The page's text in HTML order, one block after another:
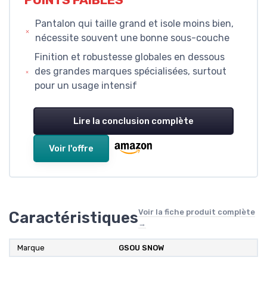
Pantalon qui taille grand et isole moins bien,
nécessite souvent une bonne sous-couche
Finition et robustesse globales en dessous
des grandes marques spécialisées, surtout
pour un usage intensif
Lire la conclusion complète
Voir l'offre
CaractéristiquesVoir la fiche produit complète
→
Marque GSOU SNOW